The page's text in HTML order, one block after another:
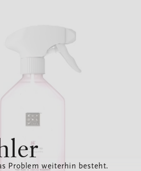
Problem weiterhin besteht.